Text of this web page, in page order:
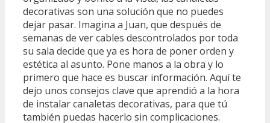
decorativas son una solución que no puedes
dejar pasar. Imagina a Juan, que después de
semanas de ver cables descontrolados por toda
su sala decide que ya es hora de poner orden y
estética al asunto. Pone manos a la obra y lo
primero que hace es buscar información. Aquí te
dejo unos consejos clave que aprendió a la hora
de instalar canaletas decorativas, para que tú
también puedas hacerlo sin complicaciones.